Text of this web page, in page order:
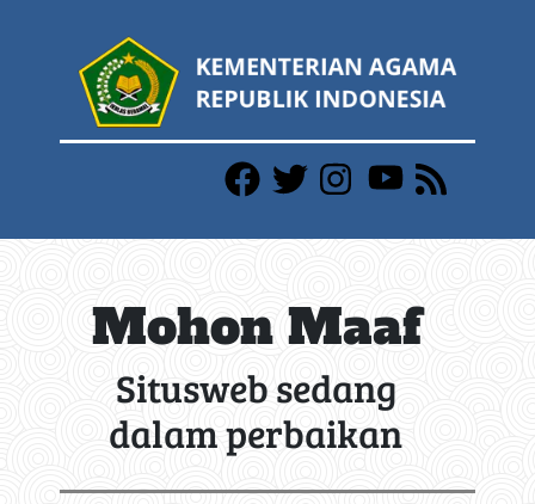
Mohon Maaf
Situsweb sedang
dalam perbaikan